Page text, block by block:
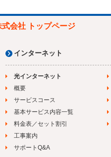
会社 トップページ
インターネット
光インターネット
概要
サービスコース
基本サービス内容一覧
料金表／セット割引
工事案内
サポートQ&A